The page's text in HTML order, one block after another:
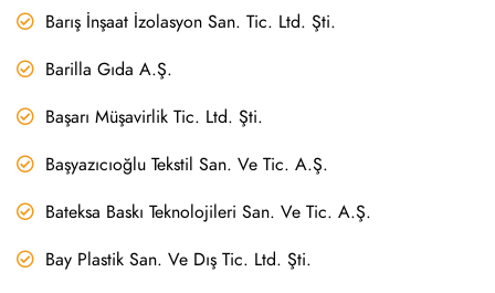
Barış İnşaat İzolasyon San. Tic. Ltd. Şti.
Barilla Gıda A.Ş.
Başarı Müşavirlik Tic. Ltd. Şti.
Başyazıcıoğlu Tekstil San. Ve Tic. A.Ş.
Bateksa Baskı Teknolojileri San. Ve Tic. A.Ş.
Bay Plastik San. Ve Dış Tic. Ltd. Şti.